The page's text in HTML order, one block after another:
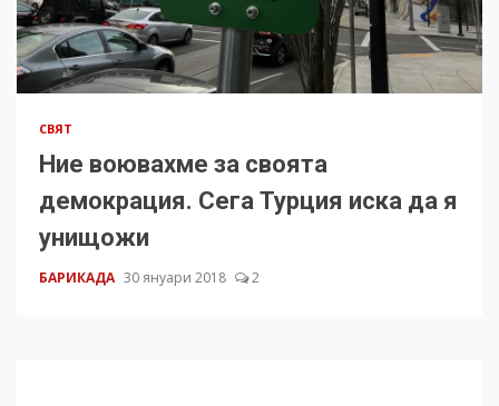
СВЯТ
Ние воювахме за своята
демокрация. Сега Турция иска да я
унищожи
БАРИКАДА 30 януари 2018 2